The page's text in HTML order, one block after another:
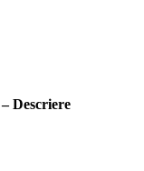
Descriere